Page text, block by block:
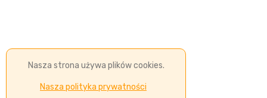
Nasza strona używa plików cookies.
Nasza polityka prywatności